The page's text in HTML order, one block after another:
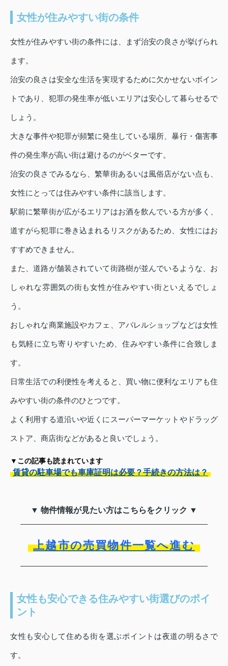
女性が住みやすい街の条件
女性が住みやすい街の条件には、まず治安の良さが挙げられ
ます。
治安の良さは安全な生活を実現するために欠かせないポイン
トであり、犯罪の発生率が低いエリアは安心して暮らせるで
しょう。
大きな事件や犯罪が頻繁に発生している場所、暴行・傷害事
件の発生率が高い街は避けるのがベターです。
治安の良さでみるなら、繁華街あるいは風俗店がない点も、
女性にとっては住みやすい条件に該当します。
駅前に繁華街が広がるエリアはお酒を飲んでいる方が多く、
道すがら犯罪に巻き込まれるリスクがあるため、女性にはお
すすめできません。
また、道路が舗装されていて街路樹が並んでいるような、お
しゃれな雰囲気の街も女性が住みやすい街といえるでしょ
う。
おしゃれな商業施設やカフェ、アパレルショップなどは女性
も気軽に立ち寄りやすいため、住みやすい条件に合致しま
す。
日常生活での利便性を考えると、買い物に便利なエリアも住
みやすい街の条件のひとつです。
よく利用する道沿いや近くにスーパーマーケットやドラッグ
ストア、商店街などがあると良いでしょう。
▼この記事も読まれています
賃貸の駐車場でも車庫証明は必要？手続きの方法は？
▼ 物件情報が見たい方はこちらをクリック ▼
上越市の売買物件一覧へ進む
女性も安心できる住みやすい街選びのポイ
ント
女性も安心して住める街を選ぶポイントは夜道の明るさで
す。